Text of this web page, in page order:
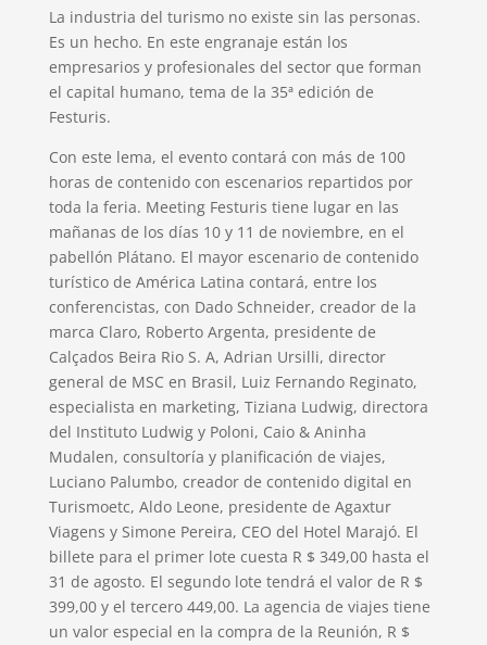
La industria del turismo no existe sin las personas.
Es un hecho. En este engranaje están los
empresarios y profesionales del sector que forman
el capital humano, tema de la 35ª edición de
Festuris.
Con este lema, el evento contará con más de 100
horas de contenido con escenarios repartidos por
toda la feria. Meeting Festuris tiene lugar en las
mañanas de los días 10 y 11 de noviembre, en el
pabellón Plátano. El mayor escenario de contenido
turístico de América Latina contará, entre los
conferencistas, con Dado Schneider, creador de la
marca Claro, Roberto Argenta, presidente de
Calçados Beira Rio S. A, Adrian Ursilli, director
general de MSC en Brasil, Luiz Fernando Reginato,
especialista en marketing, Tiziana Ludwig, directora
del Instituto Ludwig y Poloni, Caio & Aninha
Mudalen, consultoría y planificación de viajes,
Luciano Palumbo, creador de contenido digital en
Turismoetc, Aldo Leone, presidente de Agaxtur
Viagens y Simone Pereira, CEO del Hotel Marajó. El
billete para el primer lote cuesta R $ 349,00 hasta el
31 de agosto. El segundo lote tendrá el valor de R $
399,00 y el tercero 449,00. La agencia de viajes tiene
un valor especial en la compra de la Reunión, R $